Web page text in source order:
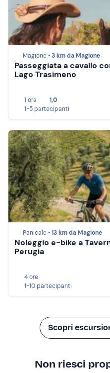
Magione •3 km da Magione
Passeggiata a cavallo
Lago Trasimeno
1 ora
1,0
1-5 partecipanti
Panicale •13 km da Magione
Noleggio e-bike a
Perugia
4 ore
1-10 partecipanti
Scopri
Non riesci